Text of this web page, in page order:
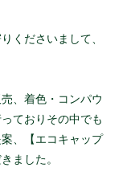
くださいまして、
、着色・コンパウ
ておりその中でも
、【エコキャップ
ました。